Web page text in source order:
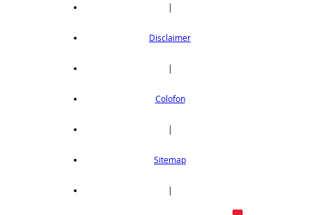
|
Disclaimer
|
Colofon
|
Sitemap
|